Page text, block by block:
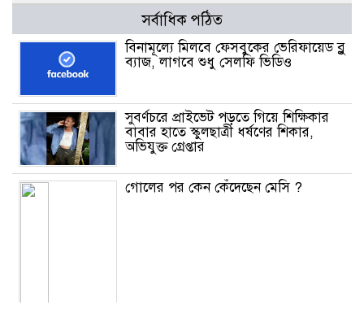
সর্বাধিক পঠিত
বিনামূল্যে মিলবে ফেসবুকের ভেরিফায়েড ব্লু
ব্যাজ, লাগবে শুধু সেলফি ভিডিও
সুবর্ণচরে প্রাইভেট পড়তে গিয়ে শিক্ষিকার
বাবার হাতে স্কুলছাত্রী ধর্ষণের শিকার,
অভিযুক্ত গ্রেপ্তার
গোলের পর কেন কেঁদেছেন মেসি ?